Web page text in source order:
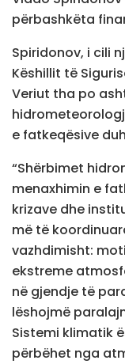
përbashkëta
Spiridonov, i cili
Këshillit të
Veriut tha po
e fatkeqësive
“Shërbimet
menaxhimin e
krizave dhe
më të
vazhdimisht:
ekstreme
në gjendje të
lëshojmë
Sistemi klimatik
përbëhet nga